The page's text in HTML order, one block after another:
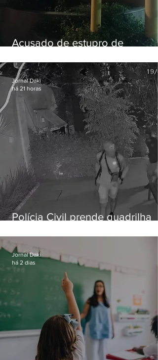
Acusado de estupro de
Polícia Civil prende quadrilha
residências de luxo no Rio
Jornal Daki
há 21 horas
Jornal Daki
há 2 dias